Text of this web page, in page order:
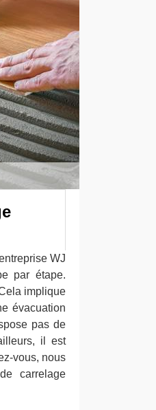
WJ
par étape.
implique
évacuation
pas de
il est
vous, nous
carrelage